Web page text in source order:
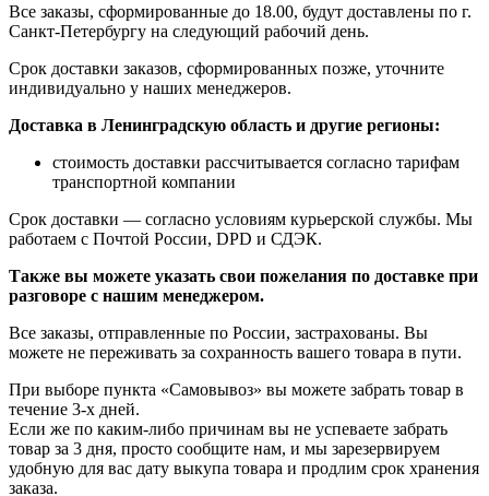
Все заказы, сформированные до 18.00, будут доставлены по г.
Санкт-Петербургу на следующий рабочий день.
Срок доставки заказов, сформированных позже, уточните
индивидуально у наших менеджеров.
Доставка в Ленинградскую область и другие регионы:
стоимость доставки рассчитывается согласно тарифам
транспортной компании
Срок доставки — согласно условиям курьерской службы. Мы
работаем с Почтой России, DPD и СДЭК.
Также вы можете указать свои пожелания по доставке при
разговоре с нашим менеджером.
Все заказы, отправленные по России, застрахованы. Вы
можете не переживать за сохранность вашего товара в пути.
При выборе пункта «Самовывоз» вы можете забрать товар в
течение 3-х дней.
Если же по каким-либо причинам вы не успеваете забрать
товар за 3 дня, просто сообщите нам, и мы зарезервируем
удобную для вас дату выкупа товара и продлим срок хранения
заказа.